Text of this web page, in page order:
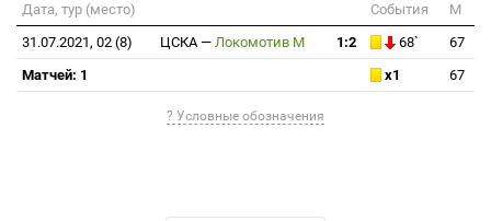
Дата, тур (место) События
М
31.07.2021, 02 (8)
ЦСКА — Локомотив М 1:2 68`
67
Матчей: 1
x1 67
? Условные обозначения